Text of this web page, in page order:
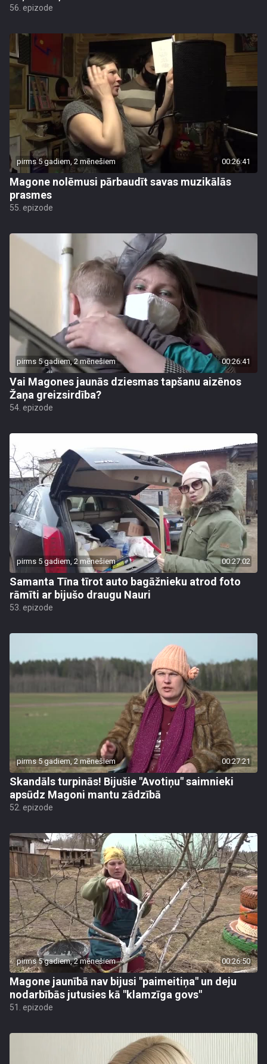
56. epizode
pirms 5 gadiem, 2 mēnešiem 00:26:41
Magone nolēmusi pārbaudīt savas muzikālās
prasmes
55. epizode
pirms 5 gadiem, 2 mēnešiem 00:26:41
Vai Magones jaunās dziesmas tapšanu aizēnos
Žaņa greizsirdība?
54. epizode
pirms 5 gadiem, 2 mēnešiem 00:27:02
Samanta Tīna tīrot auto bagāžnieku atrod foto
rāmīti ar bijušo draugu Nauri
53. epizode
pirms 5 gadiem, 2 mēnešiem 00:27:21
Skandāls turpinās! Bijušie "Avotiņu" saimnieki
apsūdz Magoni mantu zādzībā
52. epizode
pirms 5 gadiem, 2 mēnešiem 00:26:50
Magone jaunībā nav bijusi "paimeitiņa" un deju
nodarbībās jutusies kā "klamzīga govs"
51. epizode